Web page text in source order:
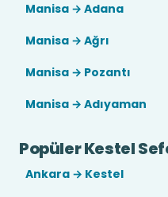
Manisa → Adana
Manisa → Ağrı
Manisa → Pozantı
Manisa → Adıyaman
Popüler Kestel
Ankara → Kestel